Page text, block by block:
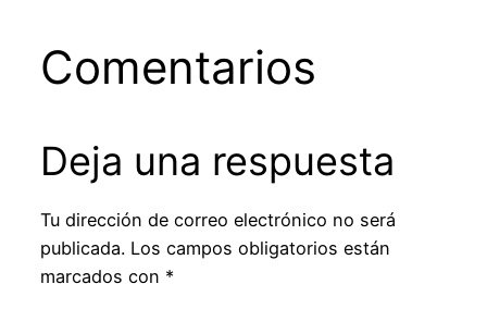
Comentarios
Deja una respuesta
Tu dirección de correo electrónico no será
publicada. Los campos obligatorios están
marcados con *